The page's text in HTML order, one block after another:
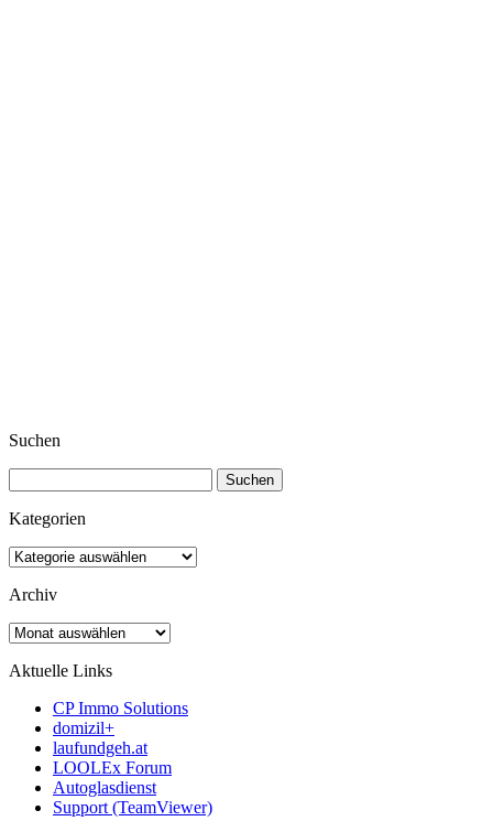
Suchen
nach:
Kategorien
Kategorien
Archiv
Archiv
Aktuelle Links
CP Immo Solutions
domizil+
laufundgeh.at
LOOLEx Forum
Autoglasdienst
Support (TeamViewer)